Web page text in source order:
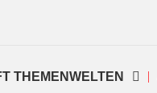
THEMENWELTEN